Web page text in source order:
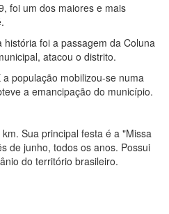
foi um dos maiores e mais
foi a passagem da Coluna
atacou o distrito.
população mobilizou-se numa
a emancipação do município.
Sua principal festa é a "Missa
de junho, todos os anos. Possui
do território brasileiro.